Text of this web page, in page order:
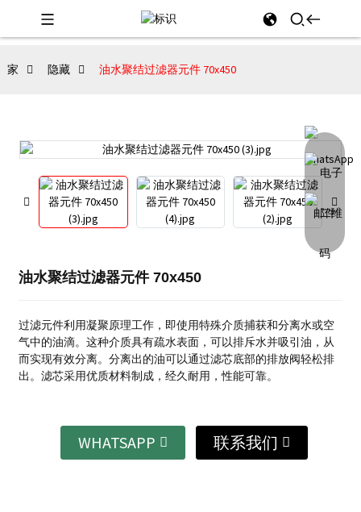
家 隐藏 油水聚结过滤器元件 70x450
油水聚结过滤器元件 70x450
过滤元件利用凝聚原理工作，即使用特殊介质捕获和分离水或空
气中的油滴。 这种介质具有疏水表面，可以排斥水并吸引油，从
而实现有效分离。 分离出的油可以通过滤芯底部的排放阀轻松排
出。 滤芯采用优质材料制成，经久耐用，性能可靠。
WHATSAPP 联系我们